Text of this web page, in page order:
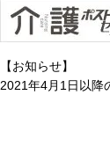
【お知らせ】
2021年4月1日以降